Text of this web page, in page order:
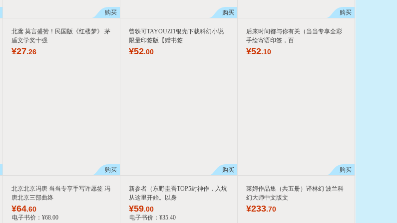
购买 购买 购买
北鸢 莫言盛赞！民国版《红楼梦》 茅
盾文学奖十强
¥27.26
购买
曾轶可TAYOUZI1银壳下载科幻小说
限量印签版【赠书签
¥52.00
购买
后来时间都与你有关（当当专享全彩
手绘寄语印签，百
¥52.10
购买
北京北京冯唐 当当专享手写许愿签 冯
唐北京三部曲终
¥64.60
电子书价： ¥68.00
新参者（东野圭吾TOP5封神作，入坑
从这里开始。以身
¥59.00
电子书价： ¥35.40
莱姆作品集（共五册）译林幻 波兰科
幻大师中文版文
¥233.70